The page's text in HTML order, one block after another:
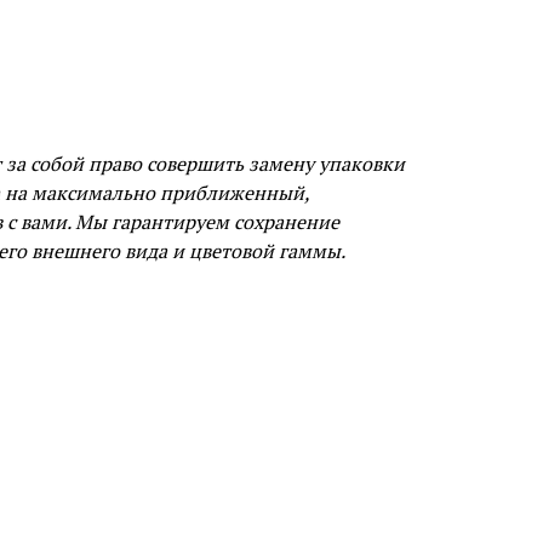
собой право совершить замену упаковки
на максимально приближенный,
с вами. Мы гарантируем сохранение
внешнего вида и цветовой гаммы.